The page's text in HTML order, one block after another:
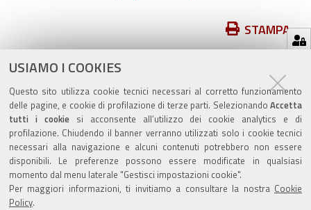
USIAMO I COOKIES
Questo sito utilizza cookie tecnici necessari al corretto funzionamento
delle pagine, e cookie di profilazione di terze parti. Selezionando Accetta
tutti i cookiesi acconsente all’utilizzo dei cookie analytics e di
profilazione. Chiudendo il banner verranno utilizzati solo i cookie tecnici
necessari alla navigazione e alcuni contenuti potrebbero non essere
disponibili. Le preferenze possono essere modificate in qualsiasi
momento dal menu laterale "Gestisci impostazioni cookie".
Per maggiori informazioni, ti invitiamo a consultare la nostra Cookie
Policy.
sul
documento
STAMPA
ultima modifica
Valuta questo sito